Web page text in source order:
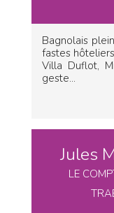
Bagnolais
fastes
Villa Duflot,
geste...
Jules
LE